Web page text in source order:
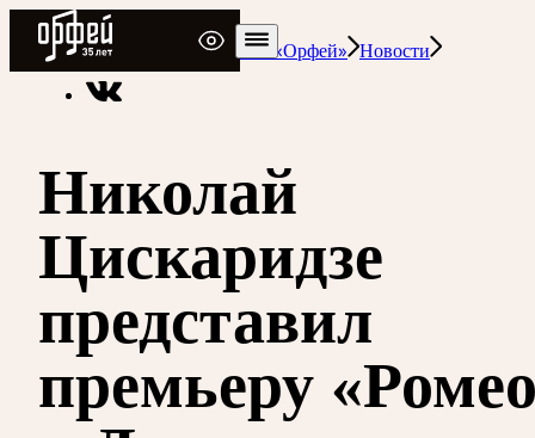
Радио Орфей
Радио классической музыки «Орфей» Новости
Николай
Цискаридзе
представил
премьеру